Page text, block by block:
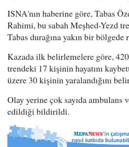
ISNA'nın haberine göre, Tabas
Rahimi, bu sabah Meşhed-Yezd
Tabas durağına yakın bir bölgede
Kazada ilk belirlemelere göre,
trendeki 17 kişinin hayatını
üzere 30 kişinin yaralandığını
Olay yerine çok sayıda ambulans
edildiği bildirildi.